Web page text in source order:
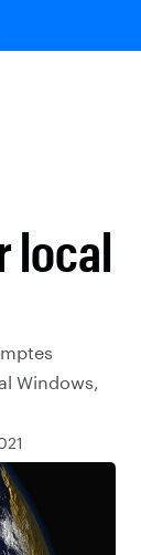
local
Windows,